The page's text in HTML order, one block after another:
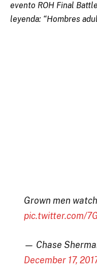
evento ROH Final
leyenda: “Hombres
Grown men
pic.twitter.com/
— Chase
December 17,